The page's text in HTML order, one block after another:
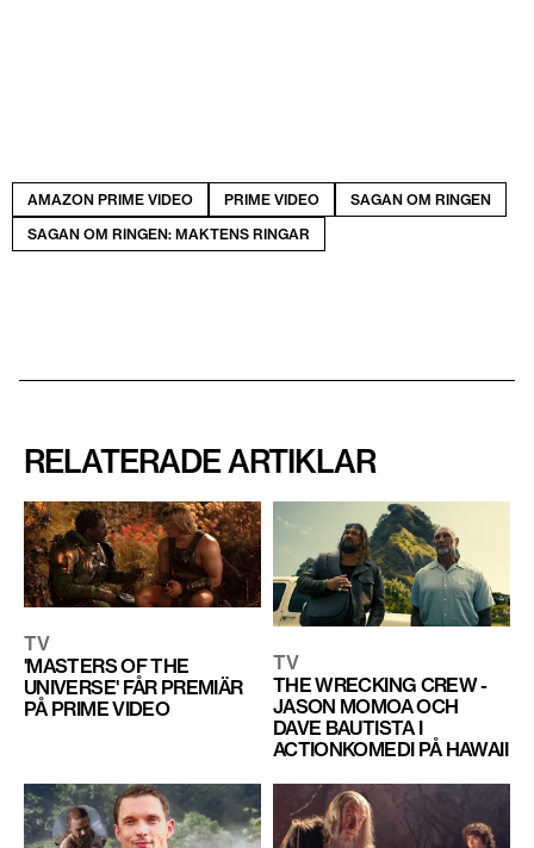
AMAZON PRIME VIDEO PRIME VIDEO
SAGAN OM RINGEN
SAGAN OM RINGEN: MAKTENS RINGAR
RELATERADE ARTIKLAR
TV
'MASTERS OF THE
UNIVERSE' FÅR PREMIÄR
PÅ PRIME VIDEO
TV
THE WRECKING CREW -
JASON MOMOA OCH
DAVE BAUTISTA I
ACTIONKOMEDI PÅ HAWAII